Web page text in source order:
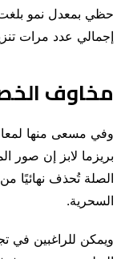
إجمالي عدد مرات تنزيل
مخاوف
وفي مسعى منها
بريزما لابز إن صور
الصلة تُحذف نهائيًا
السحرية.
ويمكن للراغبين في